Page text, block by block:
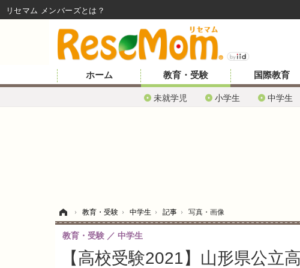
ホーム 教育・受験
未就学児 小学生 中学生
国際教育
› 教育・受験 › 中学生 › 記事 › 写真・画像
【高校受験2021】山形県公立
教育・受験 中学生
リセマム メンバーズ